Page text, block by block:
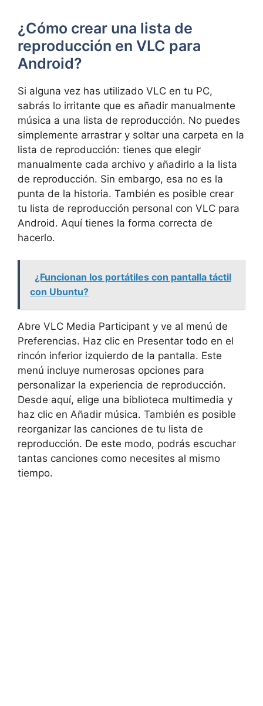
¿Cómo crear una lista de
reproducción en VLC para
Android?
Si alguna vez has utilizado VLC en tu PC,
sabrás lo irritante que es añadir manualmente
música a una lista de reproducción. No puedes
simplemente arrastrar y soltar una carpeta en la
lista de reproducción: tienes que elegir
manualmente cada archivo y añadirlo a la lista
de reproducción. Sin embargo, esa no es la
punta de la historia. También es posible crear
tu lista de reproducción personal con VLC para
Android. Aquí tienes la forma correcta de
hacerlo.
¿Funcionan los portátiles con pantalla táctil
con Ubuntu?
Abre VLC Media Participant y ve al menú de
Preferencias. Haz clic en Presentar todo en el
rincón inferior izquierdo de la pantalla. Este
menú incluye numerosas opciones para
personalizar la experiencia de reproducción.
Desde aquí, elige una biblioteca multimedia y
haz clic en Añadir música. También es posible
reorganizar las canciones de tu lista de
reproducción. De este modo, podrás escuchar
tantas canciones como necesites al mismo
tiempo.